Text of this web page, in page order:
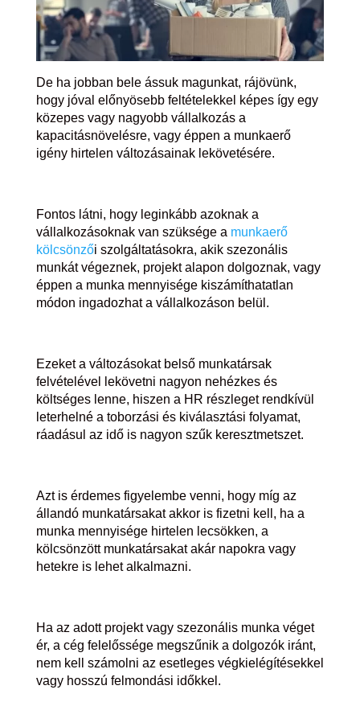
De ha jobban bele ássuk magunkat, rájövünk,
hogy jóval előnyösebb feltételekkel képes így egy
közepes vagy nagyobb vállalkozás a
kapacitásnövelésre, vagy éppen a munkaerő
igény hirtelen változásainak lekövetésére.
Fontos látni, hogy leginkább azoknak a
vállalkozásoknak van szüksége a munkaerő
kölcsönzői szolgáltatásokra, akik szezonális
munkát végeznek, projekt alapon dolgoznak, vagy
éppen a munka mennyisége kiszámíthatatlan
módon ingadozhat a vállalkozáson belül.
Ezeket a változásokat belső munkatársak
felvételével lekövetni nagyon nehézkes és
költséges lenne, hiszen a HR részleget rendkívül
leterhelné a toborzási és kiválasztási folyamat,
ráadásul az idő is nagyon szűk keresztmetszet.
Azt is érdemes figyelembe venni, hogy míg az
állandó munkatársakat akkor is fizetni kell, ha a
munka mennyisége hirtelen lecsökken, a
kölcsönzött munkatársakat akár napokra vagy
hetekre is lehet alkalmazni.
Ha az adott projekt vagy szezonális munka véget
ér, a cég felelőssége megszűnik a dolgozók iránt,
nem kell számolni az esetleges végkielégítésekkel
vagy hosszú felmondási időkkel.